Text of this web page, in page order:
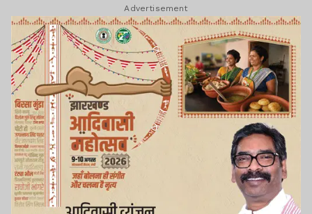
Advertisement